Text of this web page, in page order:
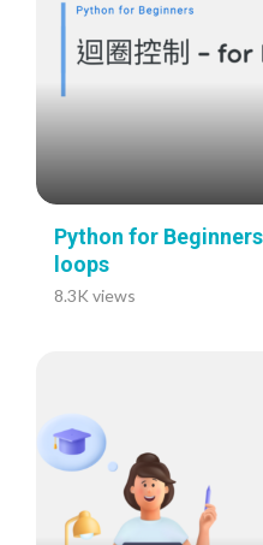
Python for
loops
8.3K views